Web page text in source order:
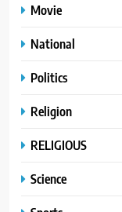
Movie
National
Politics
Religion
RELIGIOUS
Science